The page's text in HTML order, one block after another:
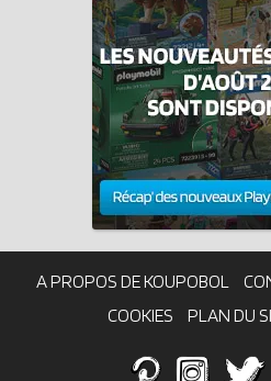
A PROPOS DE KOUPOBOL
COOKIES
PLAN DU